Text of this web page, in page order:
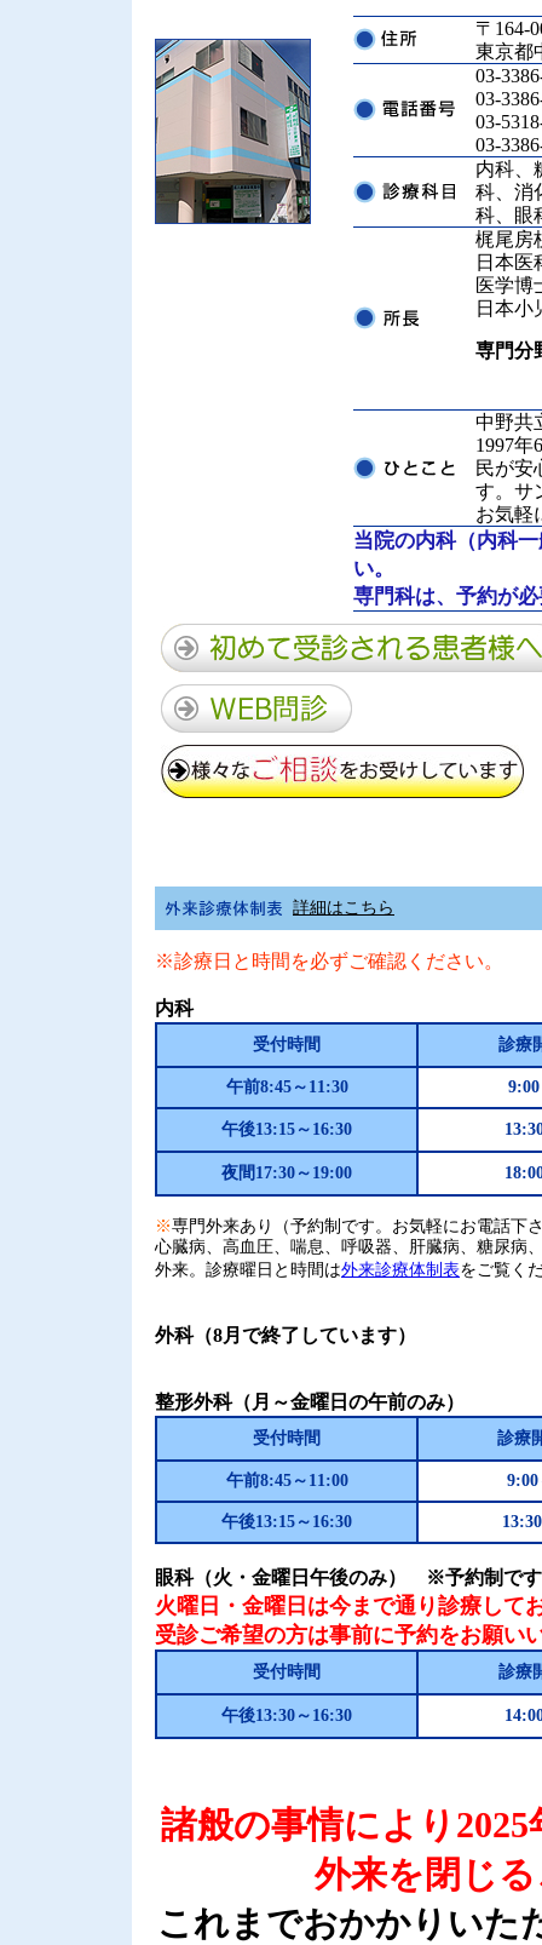
〒164-
東京都
03-
03-
03-
03-
内科、
科、消
科、眼
梶尾房
日本医
医学博
日本小
専門分
中野共
1997
民が安
す。サ
お気軽
当院の内科（内科
い。
専門科は、予約が
詳細はこちら
※診療日と時間を必ずご確認ください。
内科
受付時間 診療
午前8:45～11:30
午後13:15～16:30
夜間17:30～19:00
※専門外来あり（予約制です。お気軽にお電話下
心臓病、高血圧、喘息、呼吸器、肝臓病、糖尿病
外来。診療曜日と時間は外来診療体制表をご覧く
外科（8月で終了しています）
整形外科（月～金曜日の午前のみ）
受付時間 診療
午前8:45～11:00 9:00
午後13:15～16:30
眼科（火・金曜日午後のみ） ※予約制で
火曜日・金曜日は今まで通り診療して
受診ご希望の方は事前に予約をお願い
受付時間 診療
午後13:30～16:30
諸般の事情により
外来を閉じ
これまでおかかりいた